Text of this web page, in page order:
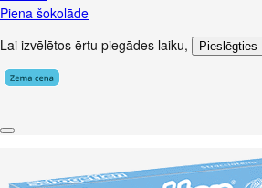
Piena šokolāde
Lai izvēlētos ērtu piegādes laiku, Pieslēgties